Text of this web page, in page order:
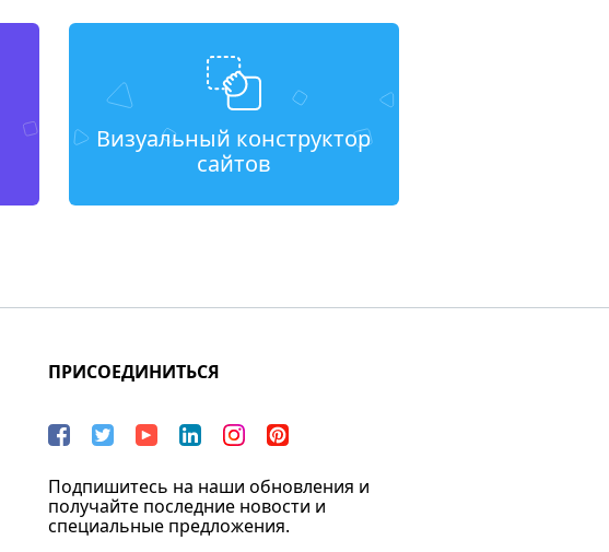
Визуальный конструктор
сайтов
ПРИСОЕДИНИТЬСЯ
Подпишитесь на наши обновления и
получайте последние новости и
специальные предложения.